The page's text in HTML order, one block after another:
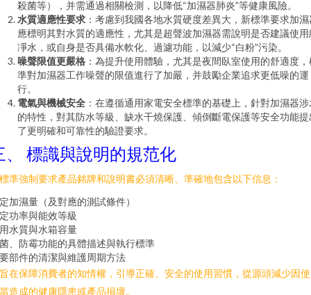
殺菌等），并需通過相關檢測，以降低“加濕器肺炎”等健康風險。
水質適應性要求 ：考慮到我國各地水質硬度差異大，新標準要求加濕
應標明其對水質的適應性，尤其是超聲波加濕器需說明是否建議使用
凈水，或自身是否具備水軟化、過濾功能，以減少“白粉”污染。
噪聲限值更嚴格 ：為提升使用體驗，尤其是夜間臥室使用的舒適度，
準對加濕器工作噪聲的限值進行了加嚴，并鼓勵企業追求更低噪的運
行。
電氣與機械安全 ：在遵循通用家電安全標準的基礎上，針對加濕器涉
的特性，對其防水等級、缺水干燒保護、傾倒斷電保護等安全功能提
了更明確和可靠性的驗證要求。
、 標識與說明的規范化
準強制要求產品銘牌和說明書必須清晰、準確地包含以下信息：
加濕量（及對應的測試條件）
功率與能效等級
水質與水箱容量
、防霉功能的具體描述與執行標準
部件的清潔與維護周期方法
在保障消費者的知情權，引導正確、安全的使用習慣，從源頭減少因
造成的健康隱患或產品損壞。